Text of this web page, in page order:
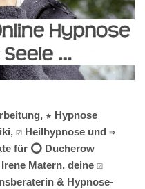
★ Hypnose
☑️ Heilhypnose und ⇒
für ⭕ Ducherow
Matern, deine ☑️
& Hypnose-